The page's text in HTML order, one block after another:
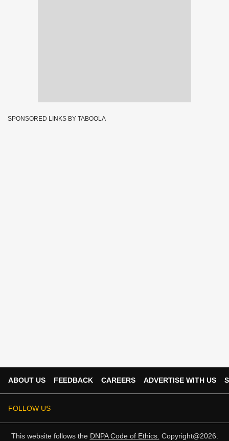
SPONSORED LINKS BY TABOOLA
ABOUT US FEEDBACK CAREERS ADVERTISE WITH US
FOLLOW US
This website follows the DNPA Code of Ethics. Copyright@2026.